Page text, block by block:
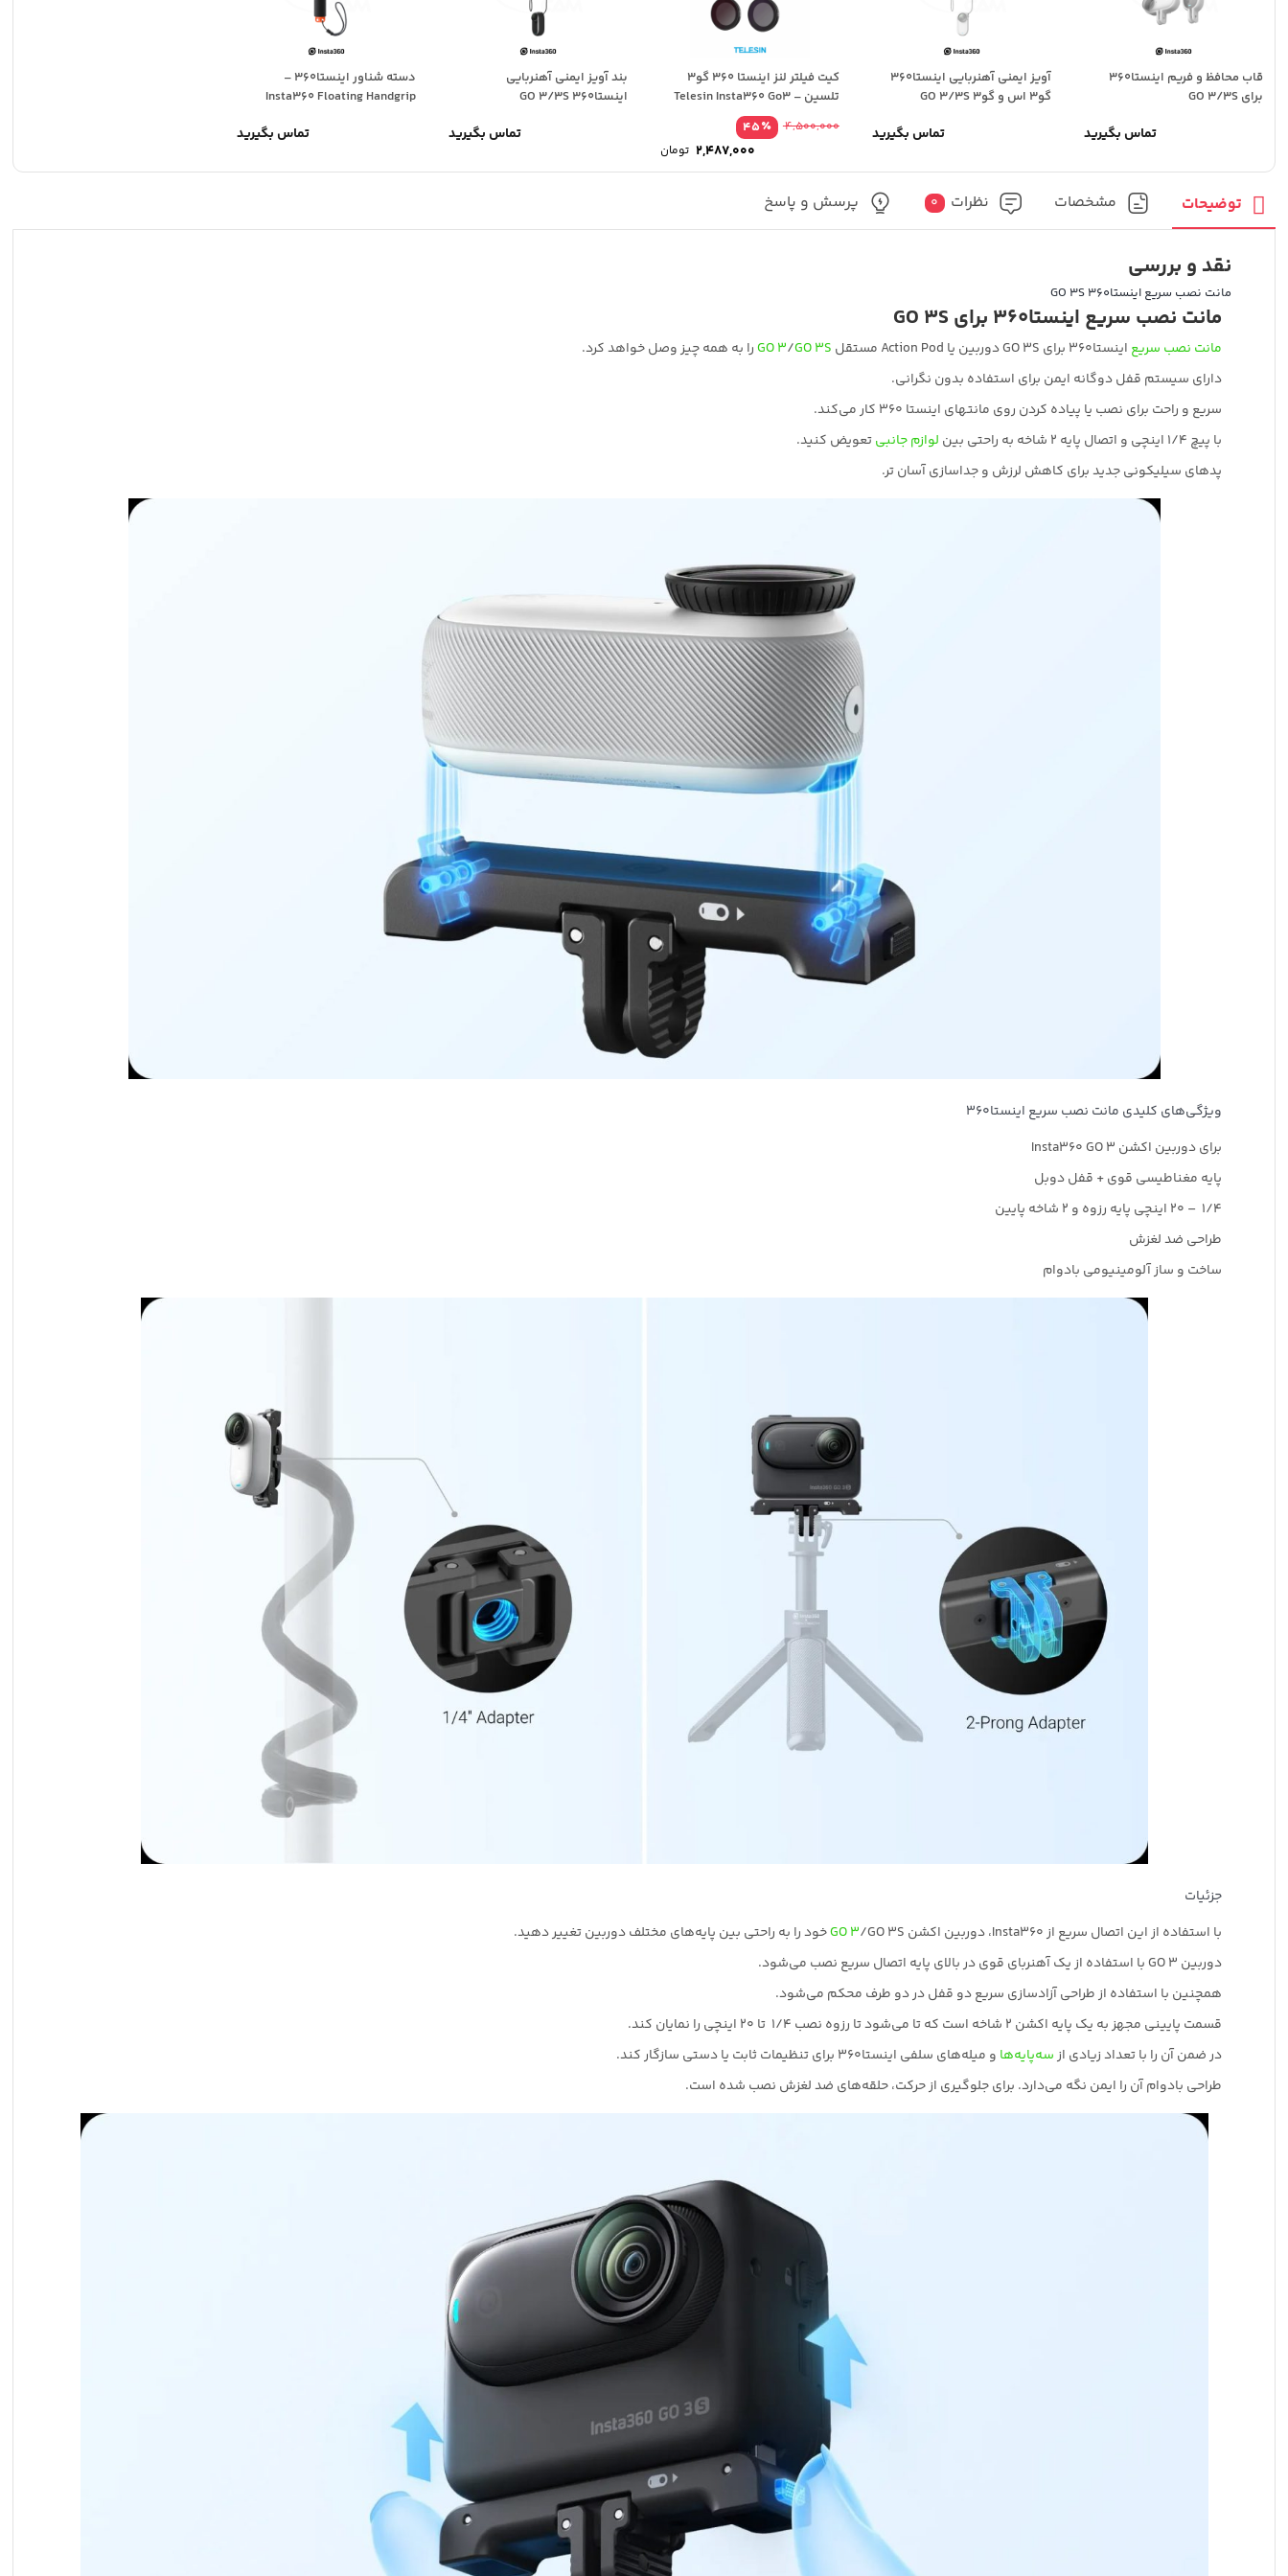
قاب محافظ و فریم اینستا360
برای GO 3/3S
تماس بگیرید
آویز ایمنی آهنربایی اینستا360
گو3 اس و گو3 GO 3/3S
تماس بگیرید
کیت فیلتر لنز اینستا 360 گو3
تلسین – Telesin Insta360 Go3
٪45 4,500,000
قیمت
اصلی
4,500,000 تومان
2,487,000 تومان
فعلی
بند آویز ایمنی آهنربایی
اینستا360 GO 3/3S
تماس بگیرید
دسته شناور اینستا360 –
Insta360 Floating Handgrip
تماس بگیرید
توضیحات مشخصات نظرات 0 پرسش و پاسخ
نقد و بررسی
مانت نصب سریع اینستا360 GO 3S
مانت نصب سریع اینستا360 برای GO 3S
مانت نصب سریع اینستا360 برای GO 3S دوربین یا Action Pod مستقل GO 3/GO 3S
را به همه چیز وصل خواهد کرد.
دارای سیستم قفل دوگانه ایمن برای استفاده بدون نگرانی.
سریع و راحت برای نصب یا پیاده کردن روی مانتهای اینستا 360 کار می‌کند.
با پیچ 1/4 اینچی و اتصال پایه 2 شاخه به راحتی بین
لوازم جانبیتعویض کنید.
پدهای سیلیکونی جدید برای کاهش لرزش و جداسازی آسان تر.
ویژگی‌های کلیدی مانت نصب سریع اینستا360
برای دوربین اکشن Insta360 GO 3
پایه مغناطیسی قوی + قفل دوبل
1/4 – 20 اینچی پایه رزوه و 2 شاخه پایین
طراحی ضد لغزش
ساخت و ساز آلومینیومی بادوام
جزئیات
با استفاده از این اتصال سریع از Insta360، دوربین اکشن
GO 3/GO 3S خود را به راحتی بین پایه‌های مختلف دوربین تغییر دهید.
دوربین GO 3 با استفاده از یک آهنربای قوی در بالای پایه اتصال سریع نصب می‌شود.
همچنین با استفاده از طراحی آزادسازی سریع دو قفل در دو طرف محکم می‌شود.
قسمت پایینی مجهز به یک پایه اکشن 2 شاخه است که تا می‌شود تا رزوه نصب 1/4 تا 20 اینچی را نمایان کند.
در ضمن آن را با تعداد زیادی ازسه‌پایه‌ها و میله‌های سلفی اینستا360 برای تنظیمات ثابت یا دستی سازگار کند.
طراحی بادوام آن را ایمن نگه می‌دارد. برای جلوگیری از حرکت، حلقه‌های ضد لغزش نصب شده است.